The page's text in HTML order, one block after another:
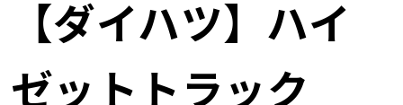
クルマを売る
【ダイハツ】ハイ
ゼットトラック